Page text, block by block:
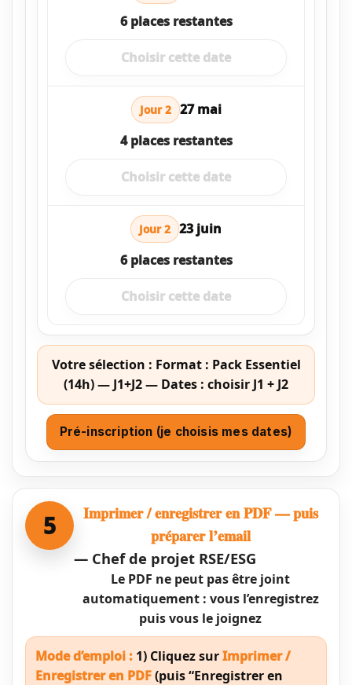
6 places restantes
Choisir cette date
Jour 2 27 mai
4 places restantes
Choisir cette date
Jour 2 23 juin
6 places restantes
Choisir cette date
Votre sélection : Format : Pack Essentiel
(14h) — J1+J2 — Dates : choisir J1 + J2
Pré-inscription (je choisis mes dates)
5
Imprimer / enregistrer en PDF — puis
préparer l’email
— Chef de projet RSE/ESG
Le PDF ne peut pas être joint
automatiquement : vous l’enregistrez
puis vous le joignez
Mode d’emploi : 1) Cliquez surImprimer /
Enregistrer en PDF(puis “Enregistrer en